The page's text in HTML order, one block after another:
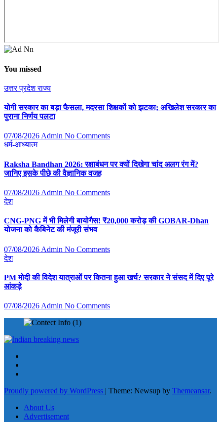
You missed
उत्तर प्रदेशराज्य
योगी सरकार का बड़ा फैसला, मदरसा शिक्षकों को झटका; अखिलेश सरकार का
पुराना निर्णय पलटा
07/08/2026Admin No Comments
धर्म-आध्यात्म
Raksha Bandhan 2026: रक्षाबंधन पर क्यों दिखेगा चांद अलग रंग में?
जानिए इसके पीछे की वैज्ञानिक वजह
07/08/2026 Admin No Comments
देश
CNG-PNG में भी मिलेगी बायोगैस! ₹20,000 करोड़ की GOBAR-Dhan
योजना को कैबिनेट की मंजूरी संभव
07/08/2026 Admin No Comments
देश
PM मोदी की विदेश यात्राओं पर कितना हुआ खर्च? सरकार ने संसद में दिए पूरे
आंकड़े
07/08/2026 Admin No Comments
Proudly powered by WordPress | Theme: Newsup by Themeansar.
About Us
Advertisement